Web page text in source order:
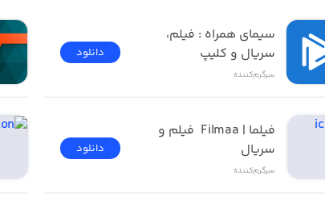
سریال و کلیپ
سرگرم‌کننده
دانلود
سریال
سرگرم‌کننده
دانلود